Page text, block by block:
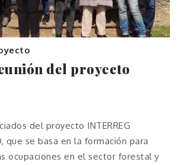
del proyecto
del proyecto INTERREG
que se basa en la formación para
ocupaciones en el sector forestal y